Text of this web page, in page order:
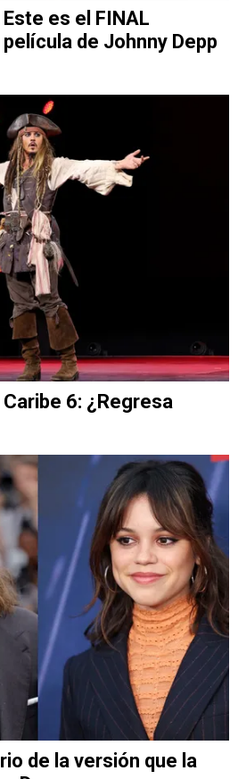
es el FINAL
película de Johnny Depp
6: ¿Regresa
de la versión que la